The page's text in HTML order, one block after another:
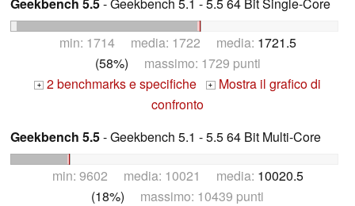
Geekbench 5.5- Geekbench 5.1 - 5.5 64 Bit Single-Core
min: 1714 media: 1722 media: 1721.5
(58%) massimo: 1729 punti
+ 2 benchmarks e specifiche + Mostra il grafico di
confronto
Geekbench 5.5- Geekbench 5.1 - 5.5 64 Bit Multi-Core
min: 9602 media: 10021 media: 10020.5
(18%) massimo: 10439 punti